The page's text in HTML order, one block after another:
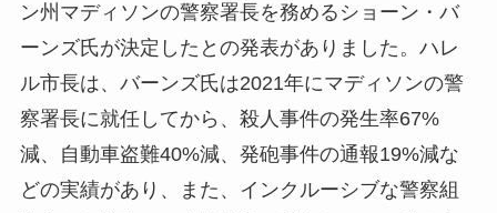
ン州マディソンの警察署長を務めるショーン・バ
ーンズ氏が決定したとの発表がありました。ハレ
ル市長は、バーンズ氏は2021年にマディソンの警
察署長に就任してから、殺人事件の発生率67%
減、自動車盗難40%減、発砲事件の通報19%減な
どの実績があり、また、インクルーシブな警察組